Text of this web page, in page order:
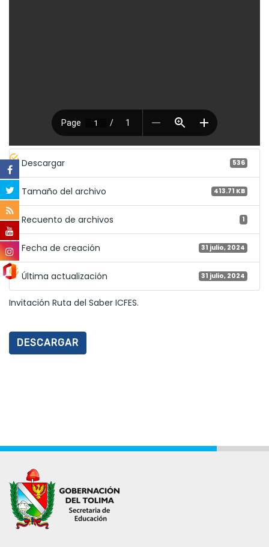
Descargar 536
Tamaño del archivo 413.71 KB
Recuento de archivos 1
Fecha de creación 31 julio, 2024
Última actualización 31 julio, 2024
Invitación Ruta del Saber ICFES.
DESCARGAR